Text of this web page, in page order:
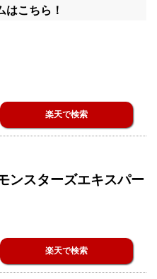
こちら！
楽天で検索
スターズエキスパー
楽天で検索